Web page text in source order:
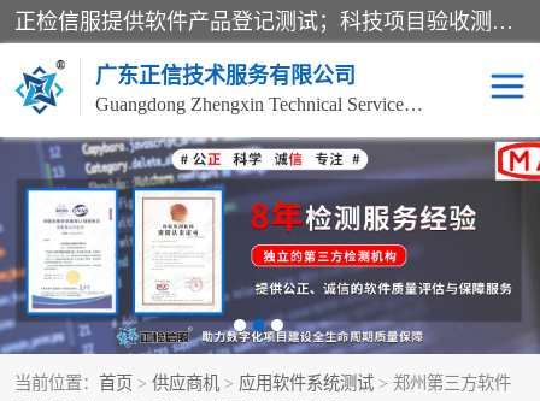
正检信服提供软件产品登记测试；科技项目验收测试；产品确认测试；功能测试；性能测试；安全测试；代码审计测试；漏洞扫描测试；渗透测试；风险评估测试；信息安全等级保护测评；双软认定；实验室建设质量体系建设；软件着作权、软件评测等服务。
广东正信技术服务有限公司
Guangdong Zhengxin Technical Service Co., Ltd
当前位置： 首页 > 供应商机 > 应用软件系统测试 > 郑州第三方软件
电子政务验收测评 数字信息化验收测评
应用软件系统测试 信息系统漏洞扫描
科技成果鉴定测试 软件产品登记测试
信息安全风险评估 系统性能效率测试